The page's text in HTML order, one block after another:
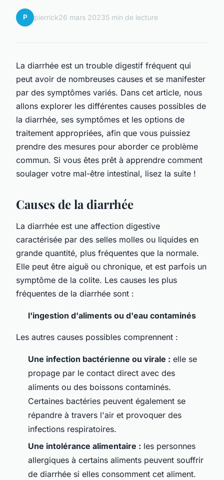
P pierrick26 mars 20235 min de lecture
La diarrhée est un trouble digestif fréquent qui
peut avoir de nombreuses causes et se manifester
par des symptômes variés. Dans cet article, nous
allons explorer les différentes causes possibles de
la diarrhée, ses symptômes et les options de
traitement appropriées, afin que vous puissiez
prendre des mesures pour aborder ce problème
commun. Si vous êtes prêt à apprendre comment
soulager votre mal-être intestinal, lisez la suite !
Causes de la diarrhée
La diarrhée est une affection digestive
caractérisée par des selles molles ou liquides en
grande quantité, plus fréquentes que la normale.
Elle peut être aiguë ou chronique, et est parfois un
symptôme de la colite. Les causes les plus
fréquentes de la diarrhée sont :
l'ingestion d'aliments ou d'eau contaminés
Les autres causes possibles comprennent :
Une infection bactérienne ou virale : elle se
propage par le contact direct avec des
aliments ou des boissons contaminés.
Certaines bactéries peuvent également se
répandre à travers l'air et provoquer des
infections respiratoires.
Une intolérance alimentaire : les personnes
allergiques à certains aliments peuvent souffrir
de diarrhée si elles consomment cet aliment.